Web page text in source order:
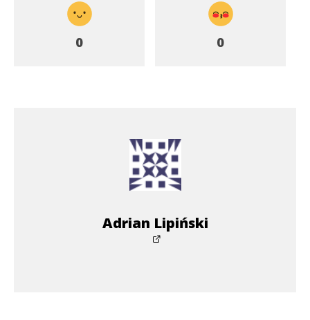
0 0
Adrian Lipiński